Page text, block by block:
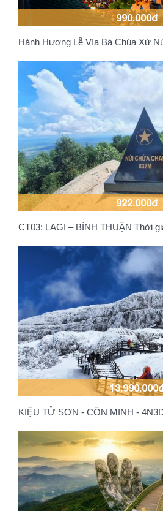
990.000đ
Hành Hương Lễ Vía Bà Chúa Xứ
922.000đ
CT03: LAGI – BÌNH THUẬN Thời
KIỆU TỬ SƠN - CÔN MINH -